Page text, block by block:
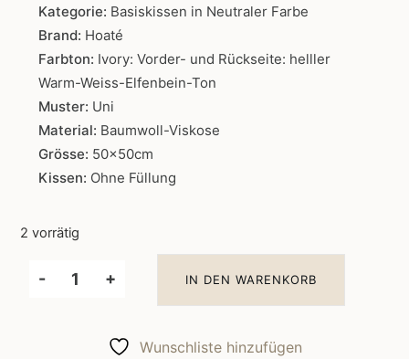
Kategorie: Basiskissen in Neutraler Farbe
Brand: Hoaté
Farbton: Ivory: Vorder- und Rückseite: helller
Warm-Weiss-Elfenbein-Ton
Muster: Uni
Material: Baumwoll-Viskose
Grösse: 50x50cm
Kissen: Ohne Füllung
2 vorrätig
-
HOATÉ
+ IN DEN WARENKORB
Wunschliste hinzufügen